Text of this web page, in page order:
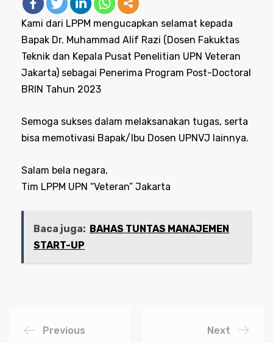
Kami dari LPPM mengucapkan selamat kepada
Bapak Dr. Muhammad Alif Razi (Dosen Fakuktas
Teknik dan Kepala Pusat Penelitian UPN Veteran
Jakarta) sebagai Penerima Program Post-Doctoral
BRIN Tahun 2023
Semoga sukses dalam melaksanakan tugas, serta
bisa memotivasi Bapak/Ibu Dosen UPNVJ lainnya.
Salam bela negara,
Tim LPPM UPN “Veteran” Jakarta
Baca juga: BAHAS TUNTAS MANAJEMEN
START-UP
Previous Next